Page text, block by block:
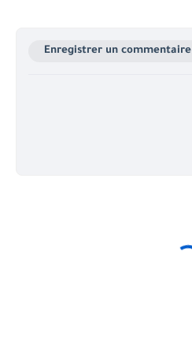
Enregistrer un commentaire